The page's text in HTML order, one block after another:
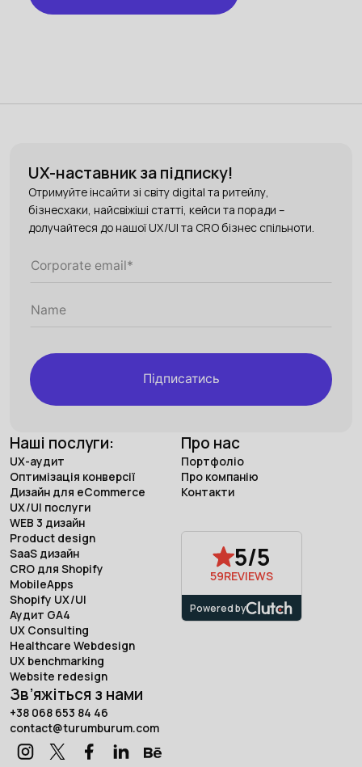
Наші послуги:
UX-аудит
Оптимізація конверсії
Дизайн для eCommerce
UX/UI послуги
WEB 3 дизайн
Product design
SaaS дизайн
CRO для Shopify
MobileApps
Shopify UX/UI
Аудит GA4
UX Consulting
Healthcare Webdesign
UX benchmarking
Website redesign
Про нас
Портфоліо
Про компанію
Контакти
5/5
59REVIEWS
Powered by
Зв’яжіться з нами
+38 068 653 84 46
contact@turumburum.com
UX-наставник за підписку!
Отримуйте інсайти зі світу digital та ритейлу,
бізнесхаки, найсвіжіші статті, кейси та поради –
долучайтеся до нашої UX/UI та CRO бізнес спільноти.
Підписатись